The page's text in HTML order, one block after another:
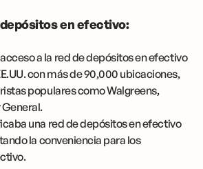
en efectivo:
a la red de depósitos en efectivo
con más de 90,000 ubicaciones,
populares como Walgreens,
una red de depósitos en efectivo
la conveniencia para los